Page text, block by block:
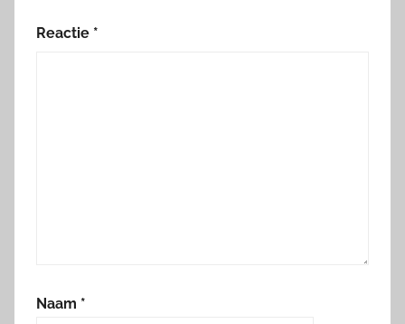
Reactie *
Naam *